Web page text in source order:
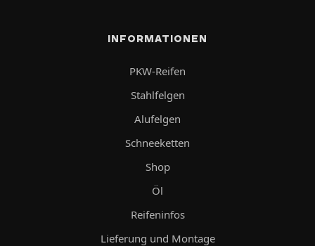
INFORMATIONEN
PKW-Reifen
Stahlfelgen
Alufelgen
Schneeketten
Shop
Öl
Reifeninfos
Lieferung und Montage